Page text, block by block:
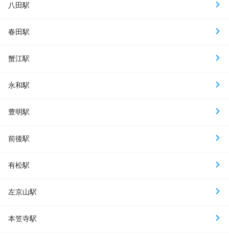
八田駅
春田駅
蟹江駅
永和駅
豊明駅
前後駅
有松駅
左京山駅
本笠寺駅